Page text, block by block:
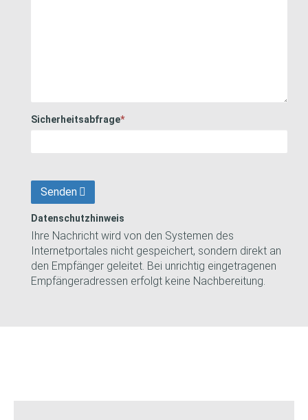
Sicherheitsabfrage*
Senden
Datenschutzhinweis
Ihre Nachricht wird von den Systemen des
Internetportales nicht gespeichert, sondern direkt an
den Empfänger geleitet. Bei unrichtig eingetragenen
Empfängeradressen erfolgt keine Nachbereitung.